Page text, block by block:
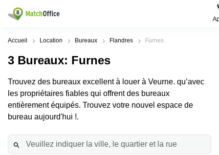
Rechercher / publier
Types
commerciaux
Bureaux
Centre
Coworking
Villes
Alost
Anderlecht
Bruges
Recherches
Bureau
a louer
louer
Bruxelles
Aide
Qui sommes-nous?
Publier un bureau
Prix
Accueil Location Bureaux Flandres Furnes
3 Bureaux: Furnes
Trouvez des bureaux excellent à louer à Veurne. qu’avec
les propriétaires fiables qui offrent des bureaux
entièrement équipés. Trouvez votre nouvel espace de
bureau aujourd'hui !.